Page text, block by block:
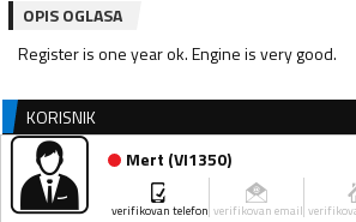
OPIS OGLASA
Register is one year ok. Engine is very good.
KORISNIK
Mert (VI1350)
verifikovan telefon verifikovan email